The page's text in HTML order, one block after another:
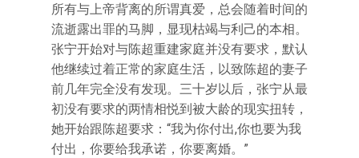
所有与上帝背离的所谓真爱，总会随着时间的
流逝露出罪的马脚，显现枯竭与利己的本相。
张宁开始对与陈超重建家庭并没有要求，默认
他继续过着正常的家庭生活，以致陈超的妻子
前几年完全没有发现。三十岁以后，张宁从最
初没有要求的两情相悦到被大龄的现实扭转，
她开始跟陈超要求：“我为你付出,你也要为我
付出，你要给我承诺，你要离婚。”